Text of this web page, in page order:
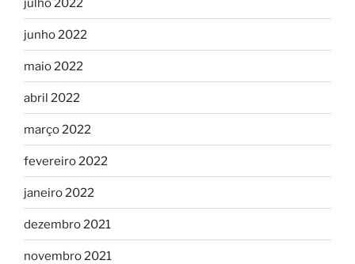
julho 2022
junho 2022
maio 2022
abril 2022
março 2022
fevereiro 2022
janeiro 2022
dezembro 2021
novembro 2021